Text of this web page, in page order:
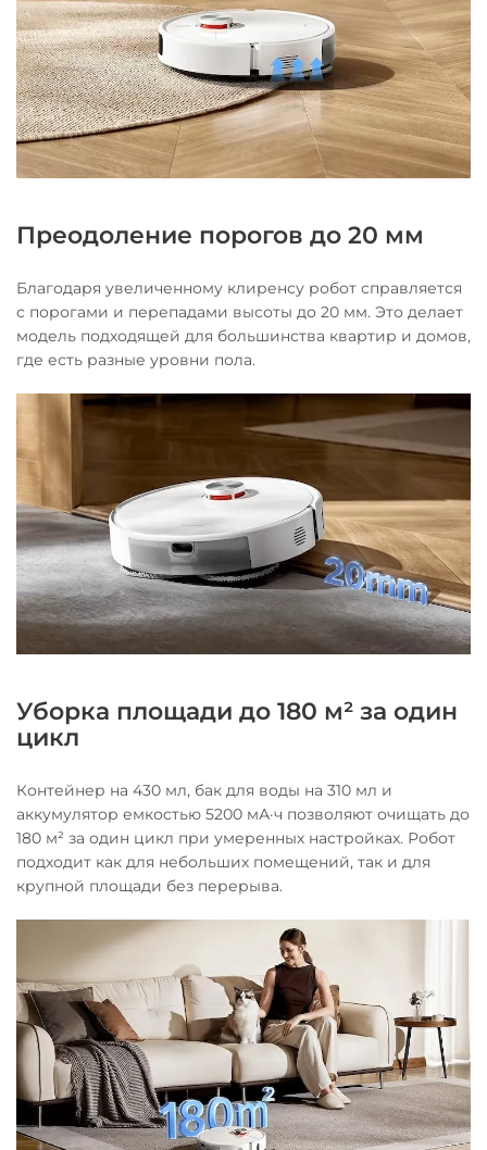
Преодоление порогов до 20 мм
Благодаря увеличенному клиренсу робот справляется
с порогами и перепадами высоты до 20 мм. Это делает
модель подходящей для большинства квартир и домов,
где есть разные уровни пола.
Уборка площади до 180 м² за один
цикл
Контейнер на 430 мл, бак для воды на 310 мл и
аккумулятор емкостью 5200 мА·ч позволяют очищать до
180 м² за один цикл при умеренных настройках. Робот
подходит как для небольших помещений, так и для
крупной площади без перерыва.